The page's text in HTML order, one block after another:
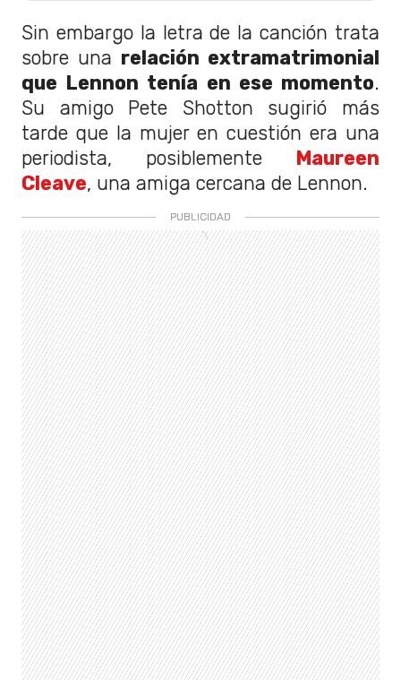
Sin embargo la letra de la canción trata
sobre una relación extramatrimonial
que Lennon tenía en ese momento.
Su amigo Pete Shotton sugirió más
tarde que la mujer en cuestión era una
periodista, posiblemente Maureen
Cleave, una amiga cercana de Lennon.